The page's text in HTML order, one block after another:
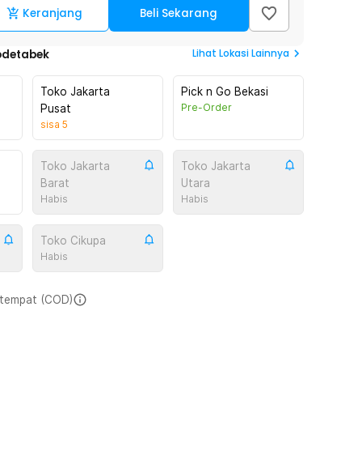
Keranjang Beli Sekarang
Lihat Lokasi Lainnya
Toko Jakarta
Pusat
sisa 5
Pick n Go Bekasi
Pre-Order
Toko Jakarta
Barat
Habis
Toko Jakarta
Utara
Habis
Toko Cikupa
Habis
(COD)